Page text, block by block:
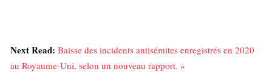
Next Read: Baisse des incidents antisémites enregistrés en 2020
au Royaume-Uni, selon un nouveau rapport. »